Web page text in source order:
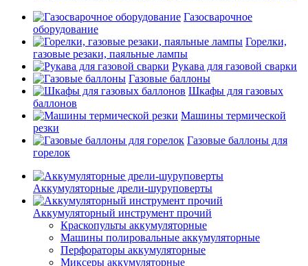
Газосварочное
оборудование
Горелки,
газовые резаки, паяльные лампы
Рукава для газовой сварки
Газовые баллоны
Шкафы для газовых
баллонов
Машины термической
резки
Газовые баллоны для
горелок
Аккумуляторные дрели-шуруповерты
Аккумуляторный инструмент прочий
Краскопульты аккумуляторные
Машины полировальные аккумуляторные
Перфораторы аккумуляторные
Миксеры аккумуляторные